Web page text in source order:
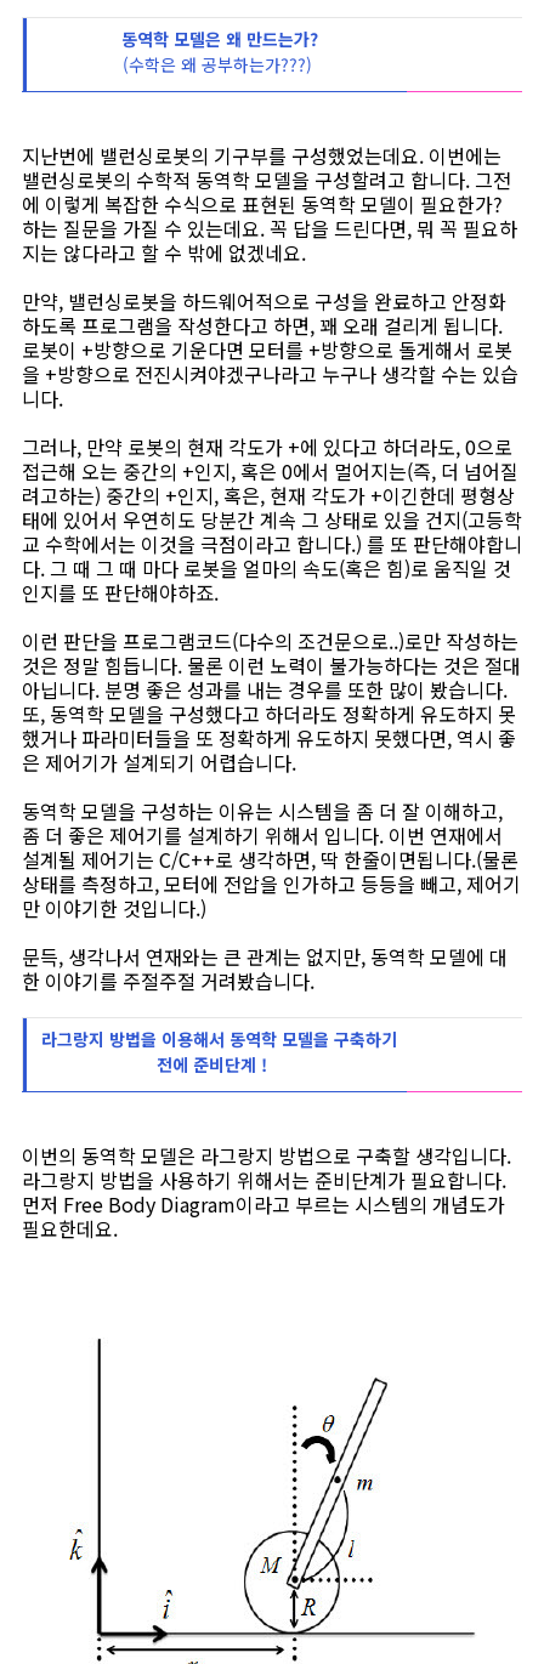
동역학 모델은 왜 만드는가?
(수학은 왜 공부하는가???)
지난번에 밸런싱로봇의 기구부를 구성했었는데요. 이번에는
밸런싱로봇의 수학적 동역학 모델을 구성할려고 합니다. 그전
에 이렇게 복잡한 수식으로 표현된 동역학 모델이 필요한가?
하는 질문을 가질 수 있는데요. 꼭 답을 드린다면, 뭐 꼭 필요하
지는 않다라고 할 수 밖에 없겠네요.
만약, 밸런싱로봇을 하드웨어적으로 구성을 완료하고 안정화
하도록 프로그램을 작성한다고 하면, 꽤 오래 걸리게 됩니다.
로봇이 +방향으로 기운다면 모터를 +방향으로 돌게해서 로봇
을 +방향으로 전진시켜야겠구나라고 누구나 생각할 수는 있습
니다.
그러나, 만약 로봇의 현재 각도가 +에 있다고 하더라도, 0으로
접근해 오는 중간의 +인지, 혹은 0에서 멀어지는(즉, 더 넘어질
려고하는) 중간의 +인지, 혹은, 현재 각도가 +이긴한데 평형상
태에 있어서 우연히도 당분간 계속 그 상태로 있을 건지(고등학
교 수학에서는 이것을 극점이라고 합니다.) 를 또 판단해야합니
다. 그 때 그 때 마다 로봇을 얼마의 속도(혹은 힘)로 움직일 것
인지를 또 판단해야하죠.
이런 판단을 프로그램코드(다수의 조건문으로..)로만 작성하는
것은 정말 힘듭니다. 물론 이런 노력이 불가능하다는 것은 절대
아닙니다. 분명 좋은 성과를 내는 경우를 또한 많이 봤습니다.
또, 동역학 모델을 구성했다고 하더라도 정확하게 유도하지 못
했거나 파라미터들을 또 정확하게 유도하지 못했다면, 역시 좋
은 제어기가 설계되기 어렵습니다.
동역학 모델을 구성하는 이유는 시스템을 좀 더 잘 이해하고,
좀 더 좋은 제어기를 설계하기 위해서 입니다. 이번 연재에서
설계될 제어기는 C/C++로 생각하면, 딱 한줄이면됩니다.(물론
상태를 측정하고, 모터에 전압을 인가하고 등등을 빼고, 제어기
만 이야기한 것입니다.)
문득, 생각나서 연재와는 큰 관계는 없지만, 동역학 모델에 대
한 이야기를 주절주절 거려봤습니다.
라그랑지 방법을 이용해서 동역학 모델을 구축하기
전에 준비단계 !
이번의 동역학 모델은 라그랑지 방법으로 구축할 생각입니다.
라그랑지 방법을 사용하기 위해서는 준비단계가 필요합니다.
먼저 Free Body Diagram이라고 부르는 시스템의 개념도가
필요한데요.